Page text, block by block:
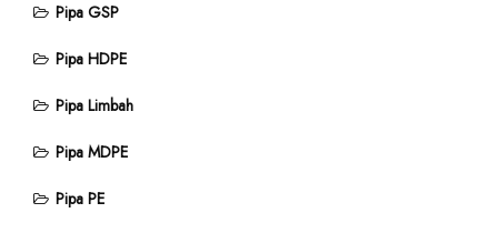
Pipa GSP
Pipa HDPE
Pipa Limbah
Pipa MDPE
Pipa PE